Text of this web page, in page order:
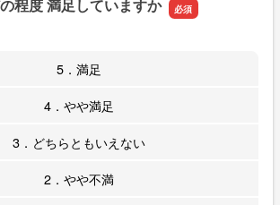
程度 満足していますか
5．満足
4．やや満足
3．どちらともいえない
2．やや不満